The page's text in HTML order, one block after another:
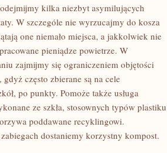
kilka niezbyt asymilujących
W szczególe nie wyrzucajmy do kosza
one niemało miejsca, a jakkolwiek nie
pieniądze powietrze. W
zajmijmy się ograniczeniem objętości
często zbierane są na cele
po punkty. Pomoże także usługa
ze szkła, stosownych typów plastiku
poddawane recyklingowi.
dostaniemy korzystny kompost.